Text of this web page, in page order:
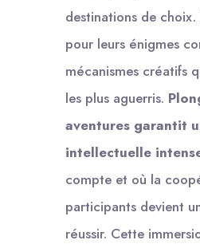
destinations de
pour leurs énigmes
mécanismes créatifs
les plus aguerris.
aventures garantit
intellectuelle
compte et où la
participants devient
réussir. Cette